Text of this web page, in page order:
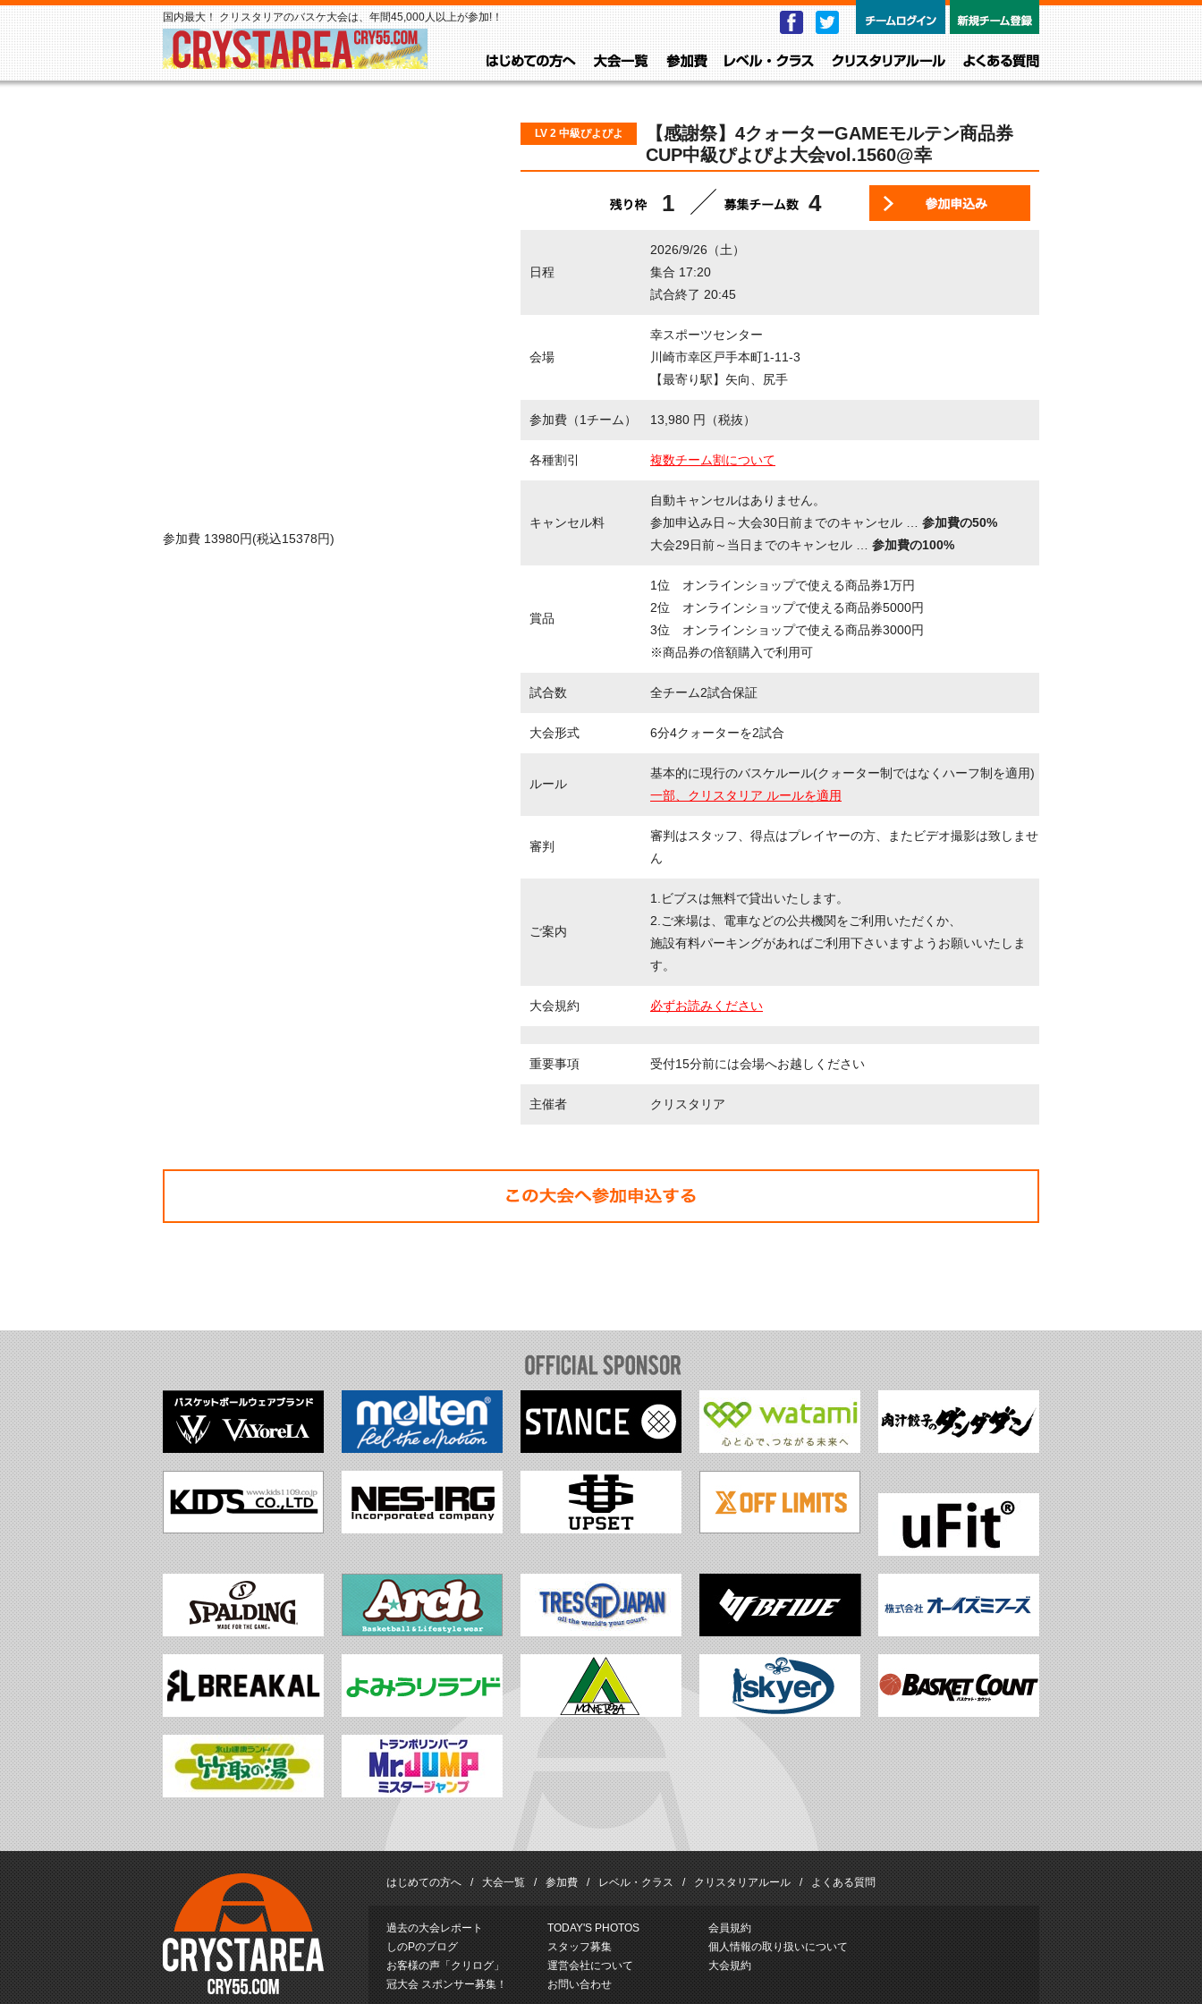
国内最大！ クリスタリアのバスケ大会は、年間45,000人以上が参加!！ FacebookTwitter
はじめての方へ
大会一覧参加費 レベル・クラス
参加費 13980円(税込15378円)
LV 2 中級ぴよぴよ
【感謝祭】4クォーターGAMEモルテン商品券
CUP中級ぴよぴよ大会vol.1560@幸
1 4
日程
2026/9/26（土）
集合 17:20
試合終了 20:45
会場
幸スポーツセンター
川崎市幸区戸手本町1-11-3
【最寄り駅】矢向、尻手
参加費（1チーム） 13,980 円（税抜）
各種割引 複数チーム割について
キャンセル料
自動キャンセルはありません。
参加申込み日～大会30日前までのキャンセル … 参加費の50%
大会29日前～当日までのキャンセル … 参加費の100%
賞品
1位 オンラインショップで使える商品券1万円
2位 オンラインショップで使える商品券5000円
3位 オンラインショップで使える商品券3000円
※商品券の倍額購入で利用可
試合数 全チーム2試合保証
大会形式 6分4クォーターを2試合
ルール
基本的に現行のバスケルール(クォーター制ではなくハーフ制を適用)
一部、クリスタリア ルールを適用
審判
審判はスタッフ、得点はプレイヤーの方、またビデオ撮影は致しませ
ん
ご案内
1.ビブスは無料で貸出いたします。
2.ご来場は、電車などの公共機関をご利用いただくか、
施設有料パーキングがあればご利用下さいますようお願いいたしま
す。
大会規約 必ずお読みください
重要事項 受付15分前には会場へお越しください
主催者 クリスタリア
はじめての方へ 大会一覧 参加費 レベル・クラス クリスタリアルール よくある質問
過去の大会レポート
しのPのブログ
お客様の声「クリログ」
冠大会 スポンサー募集！
TODAY'S PHOTOS
スタッフ募集
運営会社について
お問い合わせ
会員規約
個人情報の取り扱いについて
大会規約